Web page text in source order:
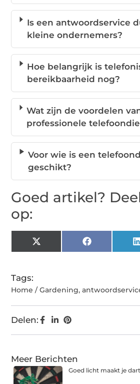
Is een antwoordservice
kleine ondernemers?
Hoe belangrijk is
bereikbaarheid nog?
Wat zijn de voordelen
professionele
Voor wie is een
geschikt?
Goed artikel?
op:
X
(Twitter)
Facebook
Tags:
Home / Gardening,
Delen:
Meer Berichten
Goed licht maakt je